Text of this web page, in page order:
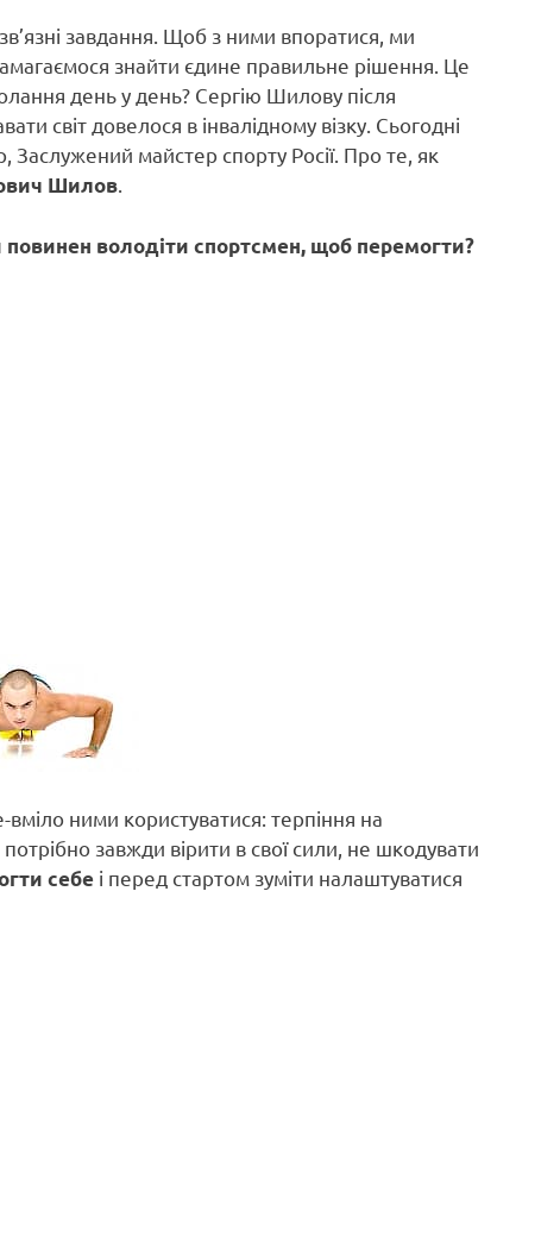
завдання. Щоб з ними впоратися, ми
знайти єдине правильне рішення. Це
день у день? Сергію Шилову після
світ довелося в інвалідному візку. Сьогодні
Заслужений майстер спорту Росії. Про те, як
Шилов
володіти спортсмен, щоб перемогти?
ними користуватися: терпіння на
завжди вірити в свої сили, не шкодувати
себе і перед стартом зуміти налаштуватися